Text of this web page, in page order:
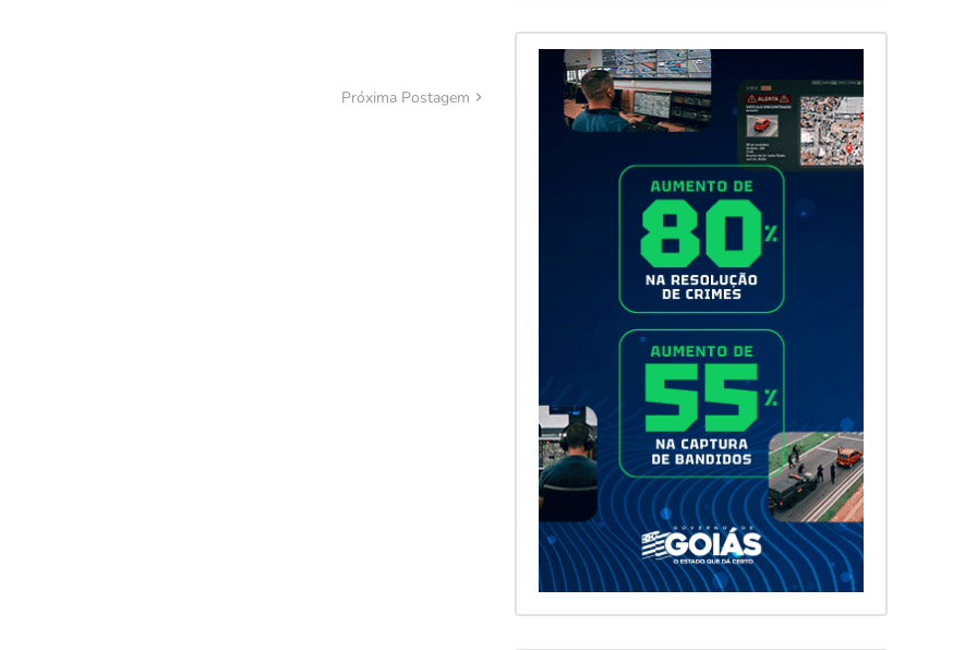
Próxima Postagem